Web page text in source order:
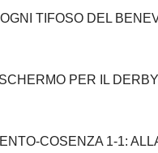
DEL BENEVENTO DOVREBBE AVERE
PER IL DERBY
1-1: ALLA STREGA NON